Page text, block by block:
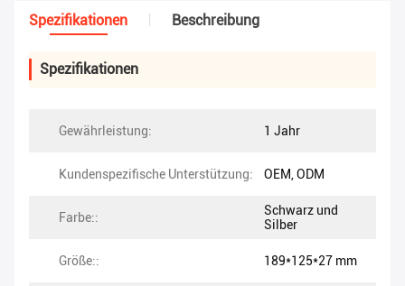
Spezifikationen Beschreibung
Spezifikationen
Gewährleistung: 1 Jahr
Kundenspezifische Unterstützung: OEM, ODM
Farbe::
Schwarz und
Silber
Größe:: 189*125*27 mm